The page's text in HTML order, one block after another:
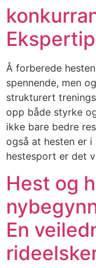
Å forberede
spennende, men
strukturert
opp både styrke
ikke bare bedre
også at hesten er
hestesport er det
Hest og
En